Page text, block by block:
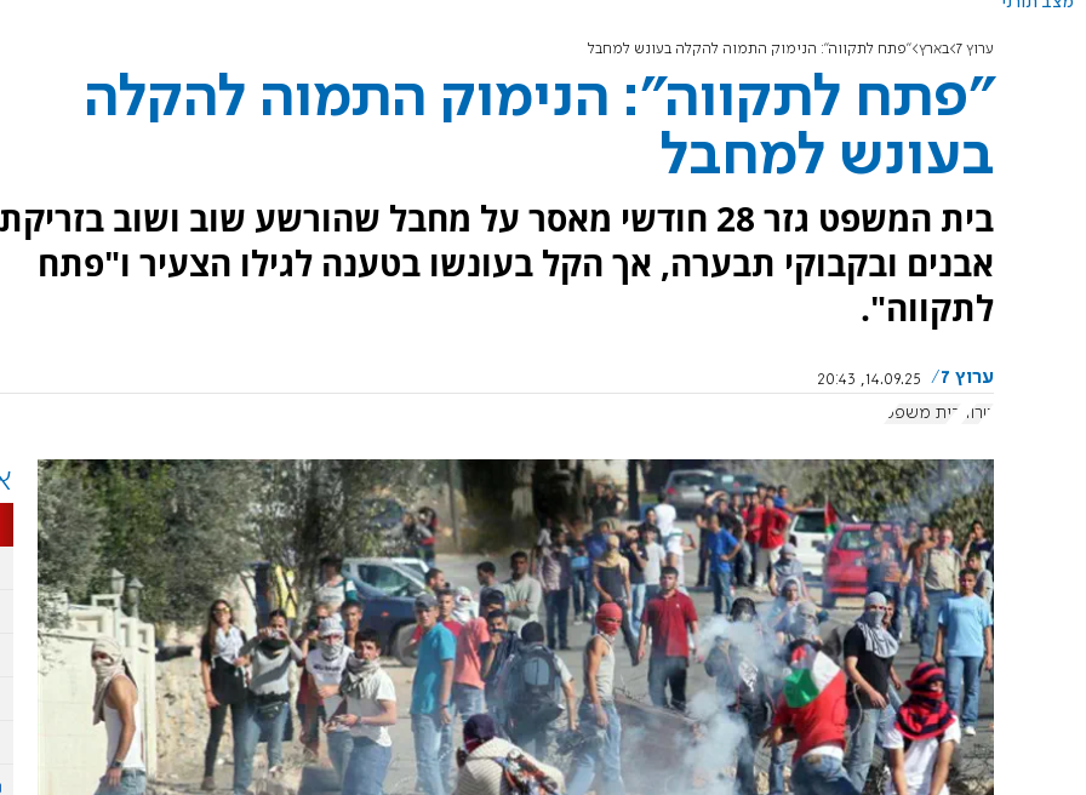
ערוץ 7 בארץ "פתח לתקווה": הנימוק התמוה להקלה בעונש למחבל
"פתח לתקווה": הנימוק התמוה להקלה
בעונש למחבל
בית המשפט גזר 28 חודשי מאסר על מחבל שהורשע שוב ושוב בזריקת
אבנים ובקבוקי תבערה, אך הקל בעונשו בטענה לגילו הצעיר ו"פתח
לתקווה".
ערוץ 7
14.09.25, 20:43
טרור בית משפט